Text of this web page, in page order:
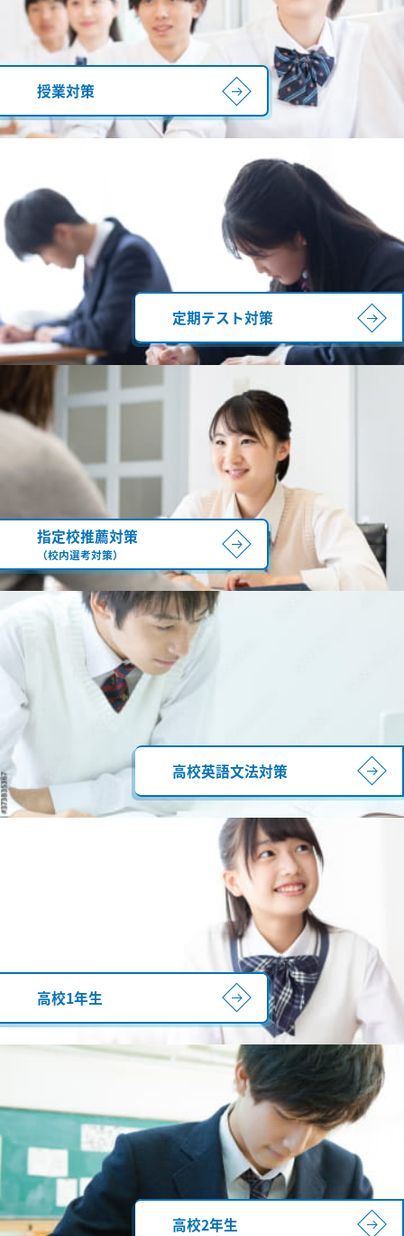
授業対策
定期テスト対策
指定校推薦対策
（校内選考対策）
高校英語文法対策
高校1年生
高校2年生